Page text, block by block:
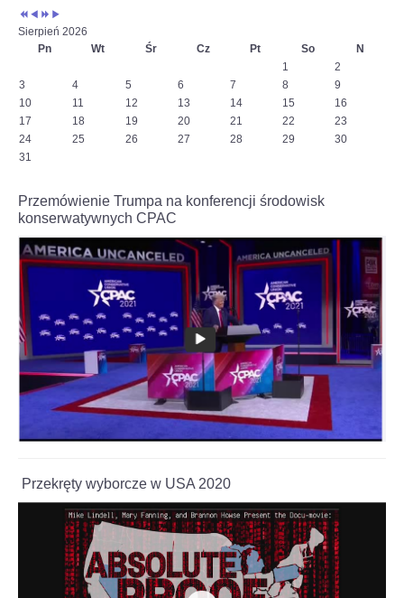
Sierpień 2026
Pn
Wt Śr Cz Pt So
N
1
2
3
4 5 6 7 8
9
10
11 12 13 14 15
16
17
18 19 20 21 22
23
24
25 26 27 28 29
30
31
Przemówienie Trumpa na konferencji środowisk
konserwatywnych CPAC
Przekręty wyborcze w USA 2020